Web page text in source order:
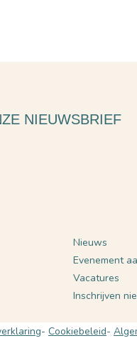
NIEUWSBRIEF
Nieuws
Evenement
Vacatures
Inschrijven
Cookiebeleid